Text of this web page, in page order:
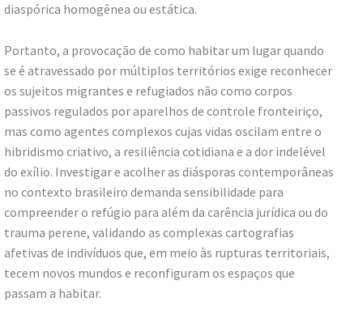
diaspórica homogênea ou estática.
Portanto, a provocação de como habitar um lugar quando
se é atravessado por múltiplos territórios exige reconhecer
os sujeitos migrantes e refugiados não como corpos
passivos regulados por aparelhos de controle fronteiriço,
mas como agentes complexos cujas vidas oscilam entre o
hibridismo criativo, a resiliência cotidiana e a dor indelével
do exílio. Investigar e acolher as diásporas contemporâneas
no contexto brasileiro demanda sensibilidade para
compreender o refúgio para além da carência jurídica ou do
trauma perene, validando as complexas cartografias
afetivas de indivíduos que, em meio às rupturas territoriais,
tecem novos mundos e reconfiguram os espaços que
passam a habitar.